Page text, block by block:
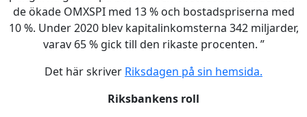
de ökade OMXSPI med 13 % och bostadspriserna med
10 %. Under 2020 blev kapitalinkomsterna 342 miljarder,
varav 65 % gick till den rikaste procenten. ”
Det här skriver Riksdagen på sin hemsida.
Riksbankens roll